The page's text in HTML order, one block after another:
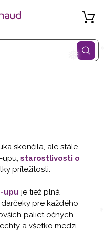
skončila, ale stále
upu, starostlivosti o
príležitosti.
upu je tiež plná
pre každého
paliet očných
a všetko medzi